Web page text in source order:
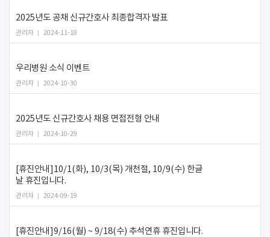
2025년도 공채 신규간호사 최종합격자 발표
관리자 2024-11-18
우리병원 소식 이벤트
관리자 2024-10-30
2025년도 신규간호사 채용 면접전형 안내
관리자 2024-10-29
[휴진안내]10/1(화), 10/3(목) 개천절, 10/9(수) 한글
날 휴진입니다.
관리자 2024-09-19
[휴진안내]9/16(월) ~ 9/18(수) 추석연휴 휴진입니다.